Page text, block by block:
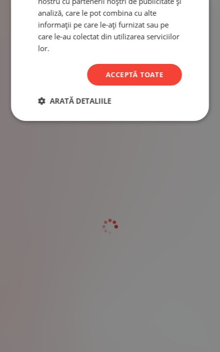
analiză, care le pot combina cu alte
informații pe care le-ați furnizat sau pe
care le-au colectat din utilizarea serviciilor
lor.
ACCEPTĂ TOATE
ARATĂ DETALIILE